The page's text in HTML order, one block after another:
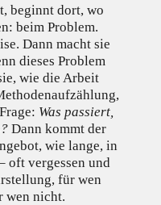
beginnt dort, wo
beim Problem.
Dann macht sie
dieses Problem
wie die Arbeit
Was passiert,
Dann kommt der
wie lange, in
oft vergessen und
für wen
wen nicht.